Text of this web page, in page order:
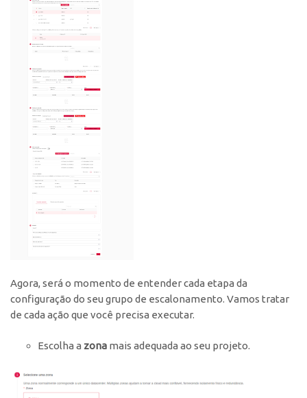
Agora, será o momento de entender cada etapa da
configuração do seu grupo de escalonamento. Vamos tratar
de cada ação que você precisa executar.
Escolha a zona mais adequada ao seu projeto.